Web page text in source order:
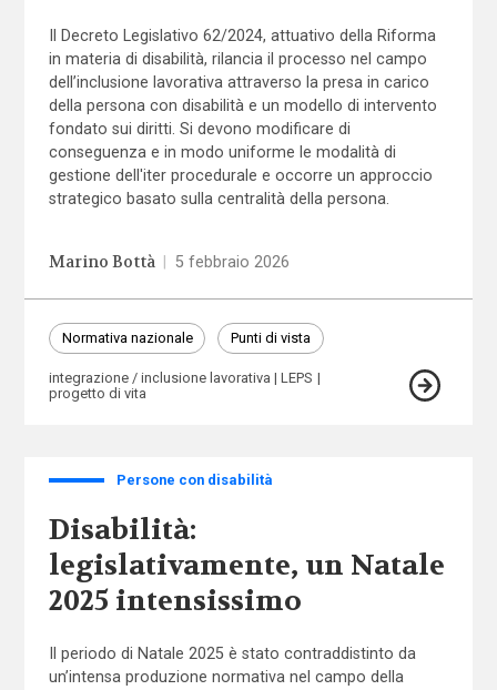
Il Decreto Legislativo 62/2024, attuativo della Riforma
in materia di disabilità, rilancia il processo nel campo
dell’inclusione lavorativa attraverso la presa in carico
della persona con disabilità e un modello di intervento
fondato sui diritti. Si devono modificare di
conseguenza e in modo uniforme le modalità di
gestione dell'iter procedurale e occorre un approccio
strategico basato sulla centralità della persona.
Marino Bottà 5 febbraio 2026
Normativa nazionale Punti di vista
integrazione / inclusione lavorativa
LEPS
progetto di vita
Persone con disabilità
Disabilità:
legislativamente, un Natale
2025 intensissimo
Il periodo di Natale 2025 è stato contraddistinto da
un’intensa produzione normativa nel campo della